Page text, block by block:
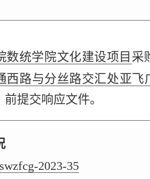
数统学院文化建设项目 采
西路与分丝路交汇处亚飞
前提交响应文件。
2023-35